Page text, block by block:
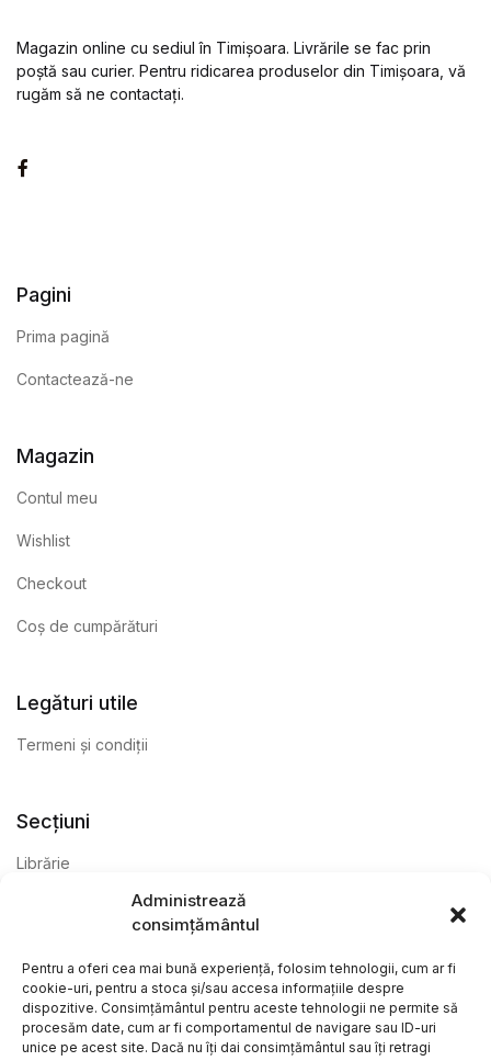
Administrează
consimțământul
Pentru a oferi cea mai bună experiență, folosim tehnologii, cum ar fi
cookie-uri, pentru a stoca și/sau accesa informațiile despre
dispozitive. Consimțământul pentru aceste tehnologii ne permite să
procesăm date, cum ar fi comportamentul de navigare sau ID-uri
unice pe acest site. Dacă nu îți dai consimțământul sau îți retragi
Magazin online cu sediul în Timișoara. Livrările se fac prin
poștă sau curier. Pentru ridicarea produselor din Timișoara, vă
rugăm să ne contactați.
Pagini
Prima pagină
Contactează-ne
Magazin
Contul meu
Wishlist
Checkout
Coș de cumpărături
Legături utile
Termeni și condiții
Secțiuni
Librărie